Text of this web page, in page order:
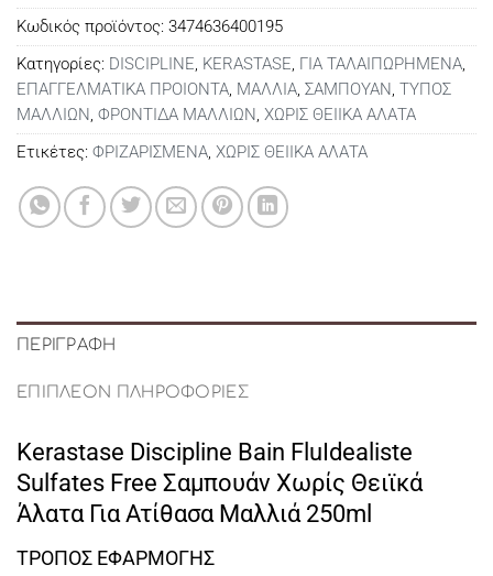
Κωδικός προϊόντος: 3474636400195
Κατηγορίες: DISCIPLINE KERASTASE ΓΙΑ ΤΑΛΑΙΠΩΡΗΜΕΝΑ
ΕΠΑΓΓΕΛΜΑΤΙΚΑ ΠΡΟΙΟΝΤΑ ΜΑΛΛΙΑ ΣΑΜΠΟΥΑΝ ΤΥΠΟΣ
ΜΑΛΛΙΩΝ ΦΡΟΝΤΙΔΑ ΜΑΛΛΙΩΝ ΧΩΡΙΣ ΘΕΙΙΚΑ ΑΛΑΤΑ
Ετικέτες: ΦΡΙΖΑΡΙΣΜΕΝΑ ΧΩΡΙΣ ΘΕΙΙΚΑ ΑΛΑΤΑ
ΠΕΡΙΓΡΑΦΉ
ΕΠΙΠΛΈΟΝ ΠΛΗΡΟΦΟΡΊΕΣ
Kerastase Discipline Bain FluIdealiste
Sulfates Free Σαμπουάν Χωρίς Θειϊκά
Άλατα Για Ατίθασα Μαλλιά 250ml
ΤΡΟΠΟΣ ΕΦΑΡΜΟΓΗΣ